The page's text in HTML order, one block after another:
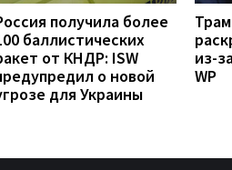
получила более
баллистических
от КНДР: ISW
о новой
для Украины
из-
WP